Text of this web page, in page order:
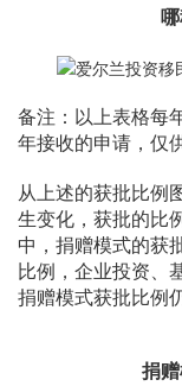
备注：以上表格每
年接收的申请，仅
从上述的获批比例
生变化，获批的比
中，捐赠模式的获
比例，企业投资、
捐赠模式获批比例
捐